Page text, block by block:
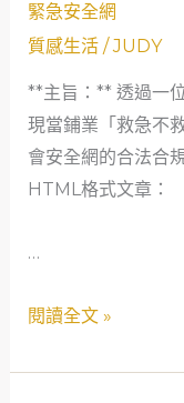
錢，
更
是
社
會
安
網
緊急安全網
質感生活/JUDY
**主旨：** 透過一
現當鋪業「救急不
會安全網的合法合
HTML格式文章：
…
的
秘
密
與
支
的
贖：
閱讀全文 »